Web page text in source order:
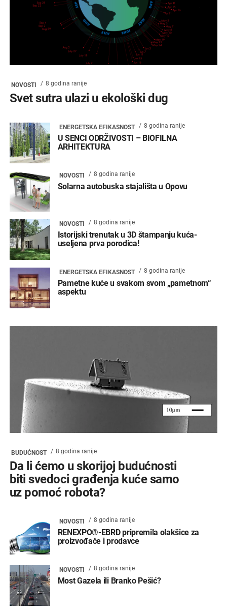
NOVOSTI 8 godina ranije
Svet sutra ulazi u ekološki dug
ENERGETSKA EFIKASNOST 8 godina ranije
U SENCI ODRŽIVOSTI – BIOFILNA
ARHITEKTURA
NOVOSTI 8 godina ranije
Solarna autobuska stajališta u Opovu
NOVOSTI 8 godina ranije
Istorijski trenutak u 3D štampanju kuća-
useljena prva porodica!
ENERGETSKA EFIKASNOST 8 godina ranije
Pametne kuće u svakom svom „pametnom“
aspektu
BUDUĆNOST 8 godina ranije
Da li ćemo u skorijoj budućnosti
biti svedoci građenja kuće samo
uz pomoć robota?
NOVOSTI 8 godina ranije
RENEXPO®-EBRD pripremila olakšice za
proizvođače i prodavce
NOVOSTI 8 godina ranije
Most Gazela ili Branko Pešić?